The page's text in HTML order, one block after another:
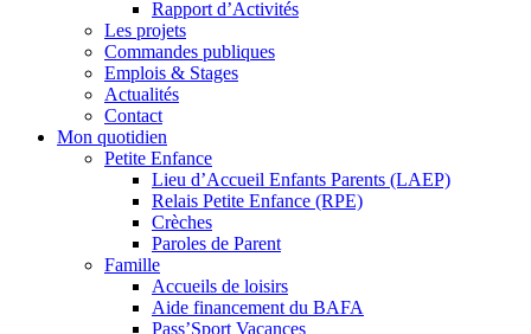
Rapport d’Activités
Les projets
Commandes publiques
Emplois & Stages
Actualités
Contact
Mon quotidien
Petite Enfance
Lieu d’Accueil Enfants Parents (LAEP)
Relais Petite Enfance (RPE)
Crèches
Paroles de Parent
Famille
Accueils de loisirs
Aide financement du BAFA
Pass’Sport Vacances